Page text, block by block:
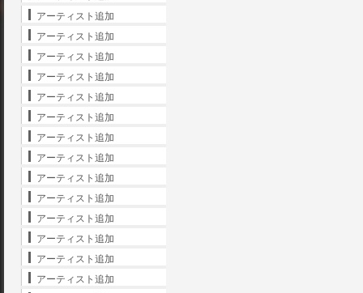
アーティスト追加
アーティスト追加
アーティスト追加
アーティスト追加
アーティスト追加
アーティスト追加
アーティスト追加
アーティスト追加
アーティスト追加
アーティスト追加
アーティスト追加
アーティスト追加
アーティスト追加
アーティスト追加